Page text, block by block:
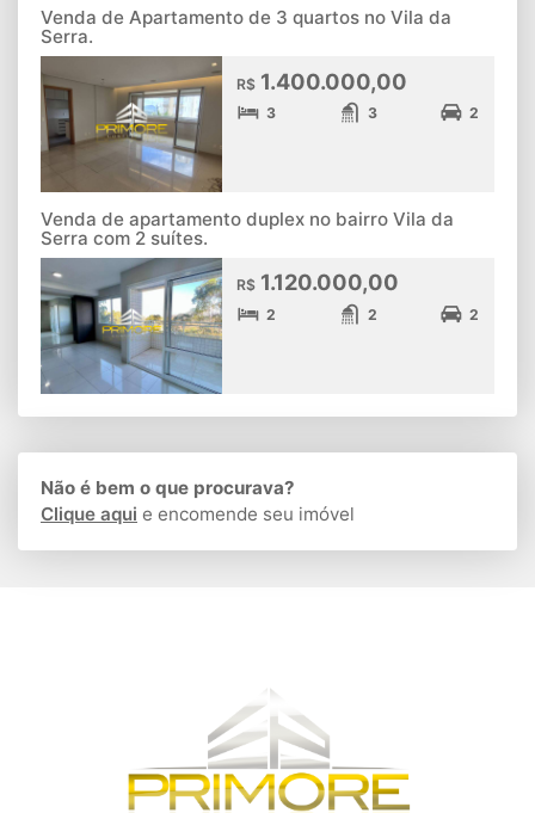
Venda de Apartamento de 3 quartos no Vila da
Serra.
R$ 1.400.000,00
3 3 2
Venda de apartamento duplex no bairro Vila da
Serra com 2 suítes.
R$ 1.120.000,00
2 2 2
Não é bem o que procurava?
Clique aqui e encomende seu imóvel